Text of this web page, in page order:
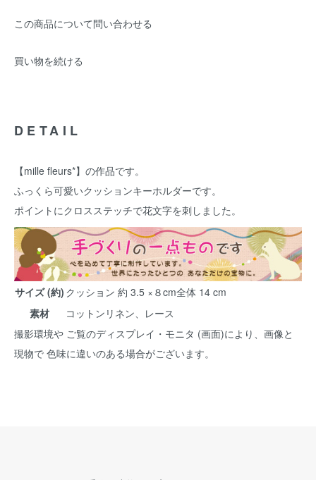
この商品について問い合わせる
買い物を続ける
DETAIL
【mille fleurs*】の作品です。
ふっくら可愛いクッションキーホルダーです。
ポイントにクロスステッチで花文字を刺しました。
サイズ (約) クッション 約 3.5 ×８cm全体 14 cm
素材
コットンリネン、レース
撮影環境や ご覧のディスプレイ・モニタ (画面)により、画像と
現物で 色味に違いのある場合がございます。